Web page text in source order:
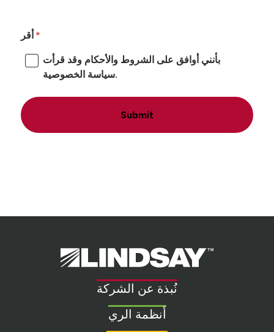
أقر
بأنني أوافق على الشروط والأحكام وقد قرأت
سياسة الخصوصية.
Submit
Lindsay.
Link
homepage
نُبذة عن الشركة
أنظمة الري